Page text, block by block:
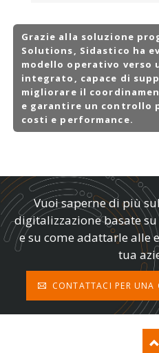
Grazie alla soluzione
Solutions, Sidastico ha
modello operativo verso
integrato , capace di
migliorare il
e garantire un controllo
costi e performance.
Vuoi saperne di più
digitalizzazione basate
e su come adattarle alle
tua
CONTATTACI PER